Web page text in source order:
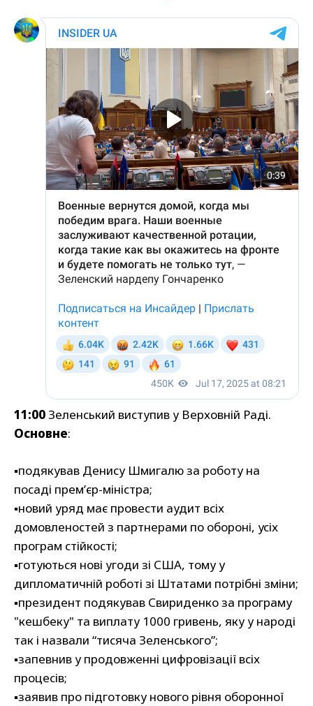
11:00 Зеленський виступив у Верховній Раді.
Основне:
▪️подякував Денису Шмигалю за роботу на
посаді прем’єр-міністра;
▪️новий уряд має провести аудит всіх
домовленостей з партнерами по обороні, усіх
програм стійкості;
▪️готуються нові угоди зі США, тому у
дипломатичній роботі зі Штатами потрібні зміни;
▪️президент подякував Свириденко за програму
"кешбеку" та виплату 1000 гривень, яку у народі
так і назвали “тисяча Зеленського”;
▪️запевнив у продовженні цифровізації всіх
процесів;
▪️заявив про підготовку нового рівня оборонної